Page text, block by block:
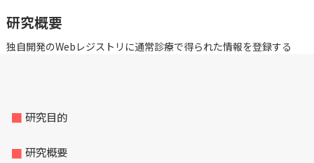
研究概要
独自開発のWebレジストリに通常診療で得られた情報を登録する
研究目的
研究概要